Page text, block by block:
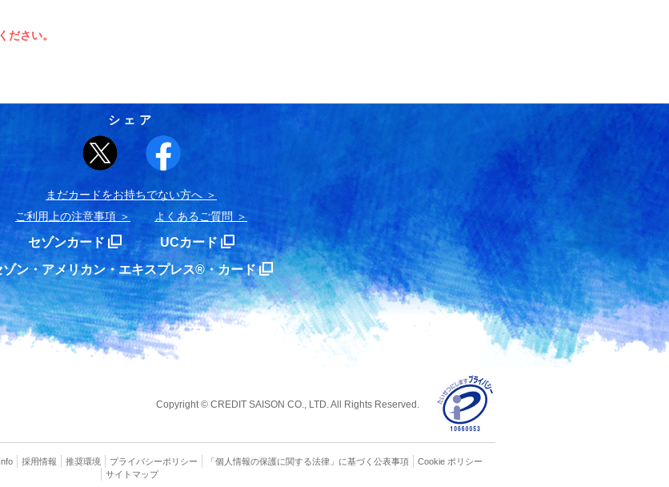
ださい。
シェア
まだカードをお持ちでない⽅へ
ご利用上の注意事項
よくあるご質問
セゾンカード
UCカード
ゾン・アメリカン・エキスプレス®・カード
Copyright © CREDIT SAISON CO., LTD. All Rights Reserved.
採用情報 推奨環境 プライバシーポリシー 「個人情報の保護に関する法律」に基づく公表事項
Cookie ポリシー
サイトマップ